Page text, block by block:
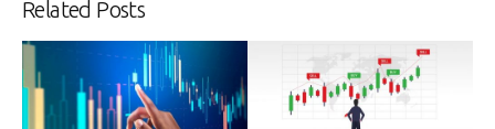
Related Posts